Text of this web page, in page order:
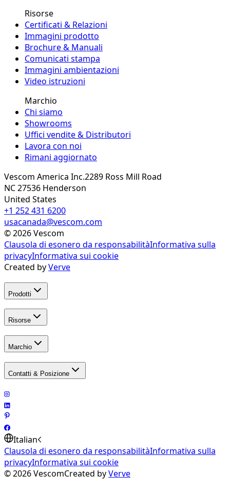
Risorse
Certificati & Relazioni
Immagini prodotto
Brochure & Manuali
Comunicati stampa
Immagini ambientazioni
Video istruzioni
Marchio
Chi siamo
Showrooms
Uffici vendite & Distributori
Lavora con noi
Rimani aggiornato
Vescom America Inc.2289 Ross Mill Road
NC 27536 Henderson
United States
+1 252 431 6200
usacanada@vescom.com
©2026Vescom
Clausola di esonero da responsabilitàInformativa sulla
privacyInformativa sui cookie
Created byVerve
Prodotti
Risorse
Marchio
Contatti & Posizione
Italian
Clausola di esonero da responsabilitàInformativa sulla
privacyInformativa sui cookie
©2026VescomCreated byVerve